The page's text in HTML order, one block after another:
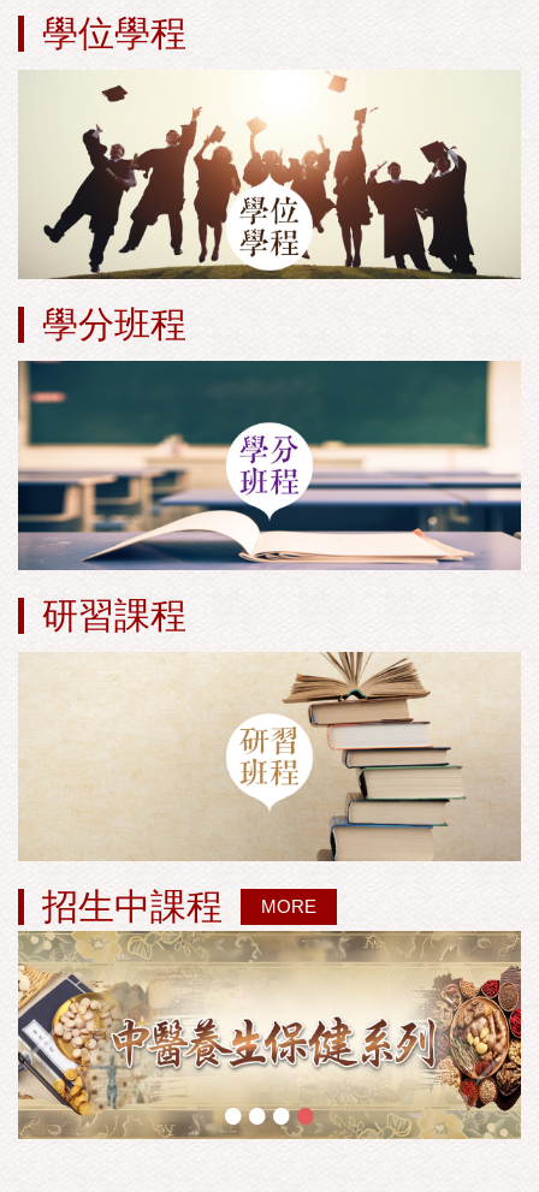
學位學程
學分班程
研習課程
招生中課程 MORE
••••